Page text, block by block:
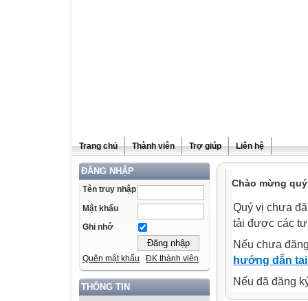
Trang chủ Thành viên Trợ giúp Liên hệ
ĐĂNG NHẬP
Tên truy nhập
Mật khẩu
Ghi nhớ
Quên mật khẩu ĐK thành viên
THÔNG TIN
Chào mừng
Quý vị chưa
tải được các
Nếu chưa
hướng dẫn
Nếu đã đăng